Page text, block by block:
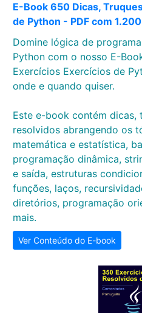
E-Book 650 Dicas,
de Python - PDF com
Domine lógica de
Python com o nosso E-
Exercícios Exercícios de
onde e quando quiser.
Este e-book contém dicas,
resolvidos abrangendo os
matemática e estatística,
programação dinâmica,
e saída, estruturas
funções, laços,
diretórios, programação
mais.
Ver Conteúdo do E-book